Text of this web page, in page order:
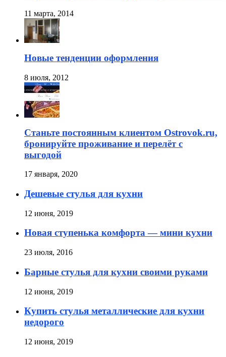
11 марта, 2014
Новые тенденции оформления
8 июля, 2012
Станьте постоянным клиентом Ostrovok.ru,
бронируйте проживание и перелёт с
выгодой
17 января, 2020
Дешевые стулья для кухни
12 июня, 2019
Новая ступенька комфорта — мини кухни
23 июля, 2016
Барные стулья для кухни своими руками
12 июня, 2019
Купить стулья металлические для кухни
недорого
12 июня, 2019